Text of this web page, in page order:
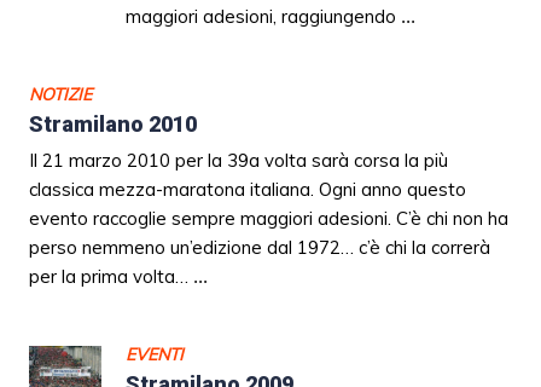
maggiori adesioni, raggiungendo ...
NOTIZIE
Stramilano 2010
Il 21 marzo 2010 per la 39a volta sarà corsa la più
classica mezza-maratona italiana. Ogni anno questo
evento raccoglie sempre maggiori adesioni. C’è chi non ha
perso nemmeno un’edizione dal 1972… c’è chi la correrà
per la prima volta… ...
EVENTI